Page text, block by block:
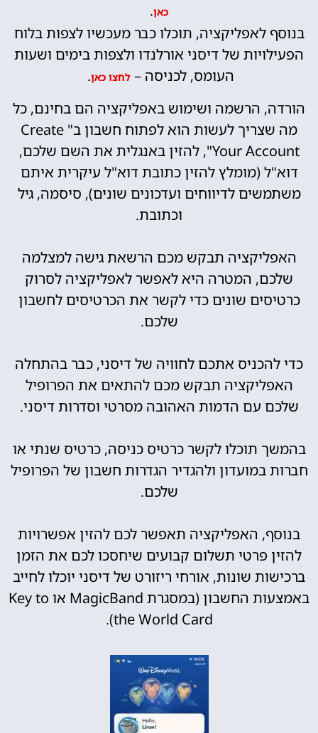
כאן.
בנוסף לאפליקציה, תוכלו כבר מעכשיו לצפות בלוח
הפעילויות של דיסני אורלנדו ולצפות בימים ושעות
העומס, לכניסה – לחצו כאן.
הורדה, הרשמה ושימוש באפליקציה הם בחינם, כל
מה שצריך לעשות הוא לפתוח חשבון ב" Create
Your Account", להזין באנגלית את השם שלכם,
דוא"ל (מומלץ להזין כתובת דוא"ל עיקרית איתם
משתמשים לדיווחים ועדכונים שונים), סיסמה, גיל
וכתובת.
האפליקציה תבקש מכם הרשאת גישה למצלמה
שלכם, המטרה היא לאפשר לאפליקציה לסרוק
כרטיסים שונים כדי לקשר את הכרטיסים לחשבון
שלכם.
כדי להכניס אתכם לחוויה של דיסני, כבר בהתחלה
האפליקציה תבקש מכם להתאים את הפרופיל
שלכם עם הדמות האהובה מסרטי וסדרות דיסני.
בהמשך תוכלו לקשר כרטיס כניסה, כרטיס שנתי או
חברות במועדון ולהגדיר הגדרות חשבון של הפרופיל
שלכם.
בנוסף, האפליקציה תאפשר לכם להזין אפשרויות
להזין פרטי תשלום קבועים שיחסכו לכם את הזמן
ברכישות שונות, אורחי ריזורט של דיסני יוכלו לחייב
באמצעות החשבון (במסגרת MagicBand או Key to
the World Card).